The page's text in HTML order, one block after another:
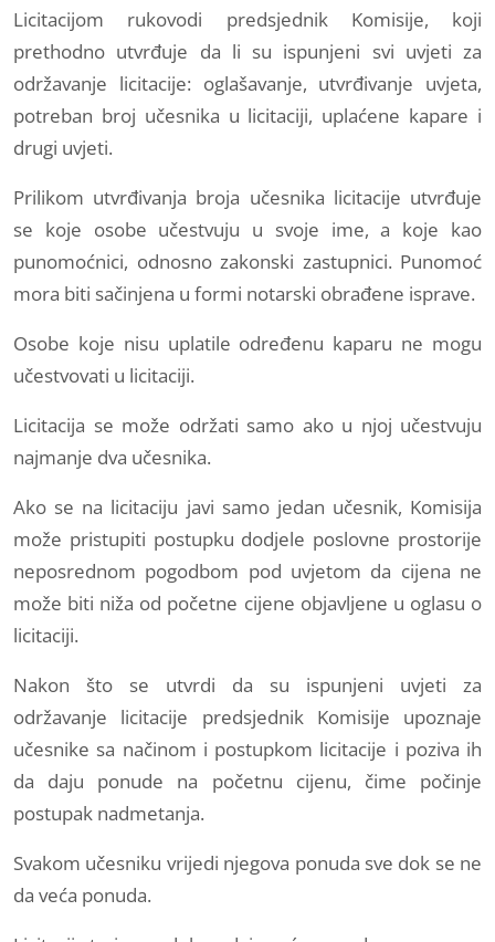
Licitacijom rukovodi predsjednik Komisije, koji
prethodno utvrđuje da li su ispunjeni svi uvjeti za
održavanje licitacije: oglašavanje, utvrđivanje uvjeta,
potreban broj učesnika u licitaciji, uplaćene kapare i
drugi uvjeti.
Prilikom utvrđivanja broja učesnika licitacije utvrđuje
se koje osobe učestvuju u svoje ime, a koje kao
punomoćnici, odnosno zakonski zastupnici. Punomoć
mora biti sačinjena u formi notarski obrađene isprave.
Osobe koje nisu uplatile određenu kaparu ne mogu
učestvovati u licitaciji.
Licitacija se može održati samo ako u njoj učestvuju
najmanje dva učesnika.
Ako se na licitaciju javi samo jedan učesnik, Komisija
može pristupiti postupku dodjele poslovne prostorije
neposrednom pogodbom pod uvjetom da cijena ne
može biti niža od početne cijene objavljene u oglasu o
licitaciji.
Nakon što se utvrdi da su ispunjeni uvjeti za
održavanje licitacije predsjednik Komisije upoznaje
učesnike sa načinom i postupkom licitacije i poziva ih
da daju ponude na početnu cijenu, čime počinje
postupak nadmetanja.
Svakom učesniku vrijedi njegova ponuda sve dok se ne
da veća ponuda.